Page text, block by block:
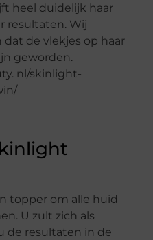
heel duidelijk haar
resultaten. Wij
de vlekjes op haar
geworden.
nl/skinlight-
topper om alle huid
U zult zich als
de resultaten in de